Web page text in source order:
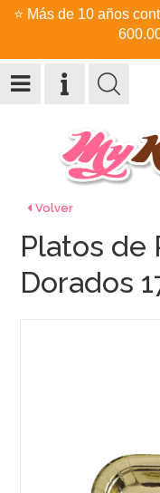
⭐ Más de 10 años
Volver
Platos de
Dorados